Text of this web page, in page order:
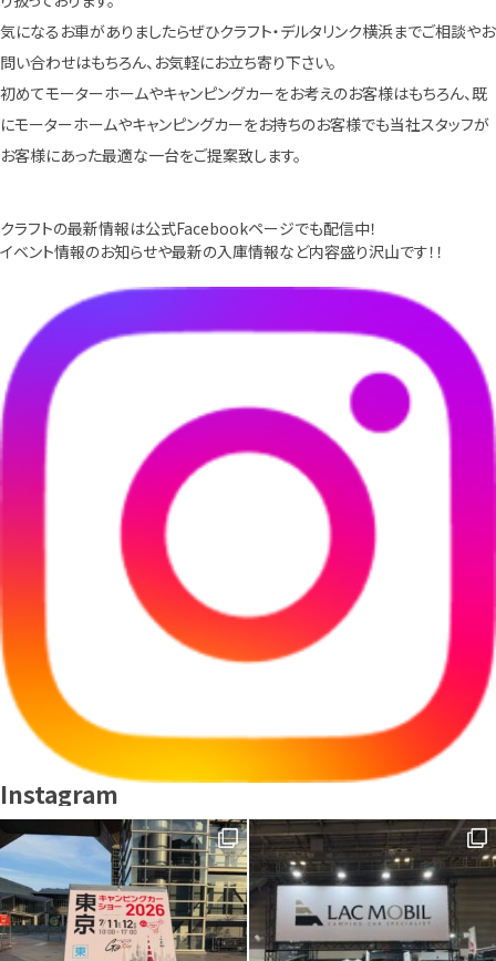
気になるお車がありましたらぜひクラフト・デルタリンク横浜までご相談やお
問い合わせはもちろん、お気軽にお立ち寄り下さい。
初めてモーターホームやキャンピングカーをお考えのお客様はもちろん、既
にモーターホームやキャンピングカーをお持ちのお客様でも当社スタッフが
お客様にあった最適な一台をご提案致します。
クラフトの最新情報は公式Facebookページでも配信中！
イベント情報のお知らせや最新の入庫情報など内容盛り沢山です！！
Instagram